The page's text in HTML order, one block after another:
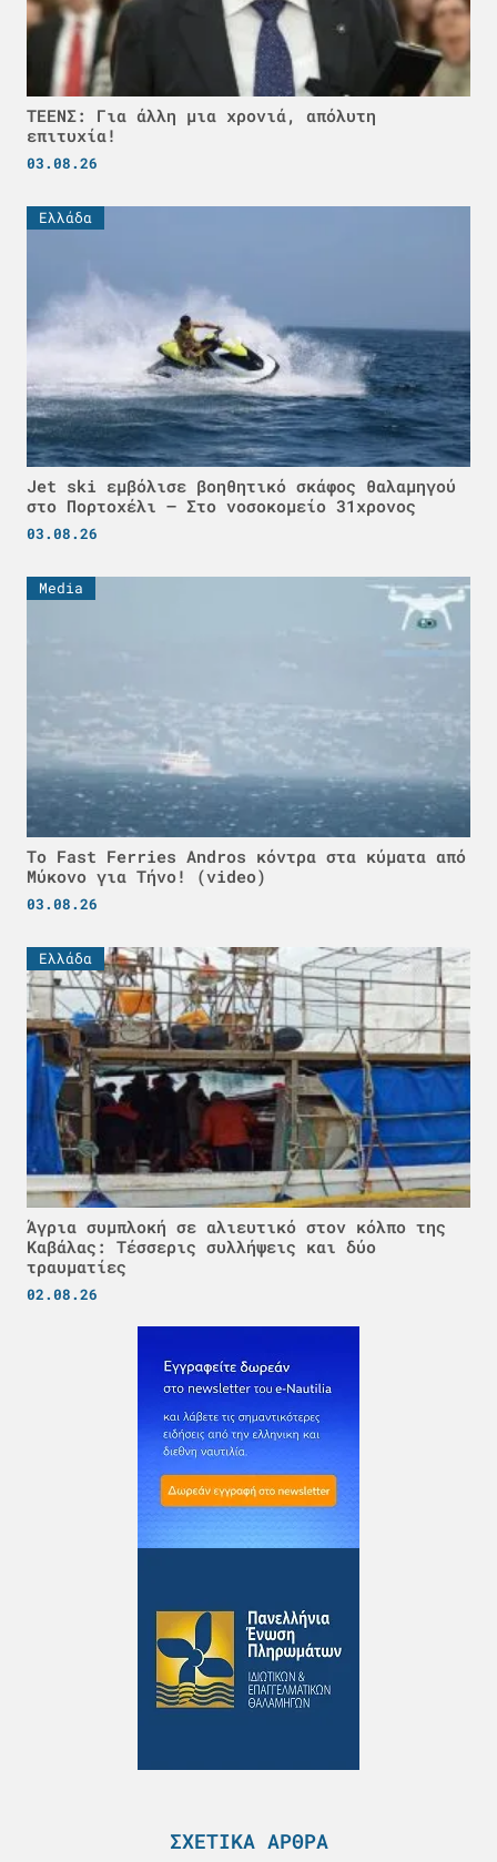
ΤΕΕΝΣ: Για άλλη μια χρονιά, απόλυτη
επιτυχία!
03.08.26
Ελλάδα
Jet ski εμβόλισε βοηθητικό σκάφος θαλαμηγού
στο Πορτοχέλι – Στο νοσοκομείο 31χρονος
03.08.26
Media
Το Fast Ferries Andros κόντρα στα κύματα από
Μύκονο για Τήνο! (video)
03.08.26
Ελλάδα
Άγρια συμπλοκή σε αλιευτικό στον κόλπο της
Καβάλας: Τέσσερις συλλήψεις και δύο
τραυματίες
02.08.26
ΣΧΕΤΙΚΆ ΆΡΘΡΑ